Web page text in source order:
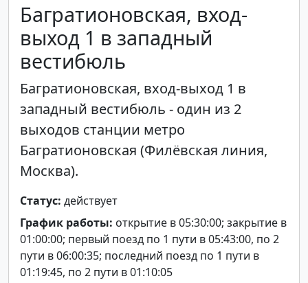
Багратионовская, вход-
выход 1 в западный
вестибюль
Багратионовская, вход-выход 1 в
западный вестибюль - один из 2
выходов станции метро
Багратионовская (Филёвская линия,
Москва).
Статус: действует
График работы: открытие в 05:30:00; закрытие в
01:00:00; первый поезд по 1 пути в 05:43:00, по 2
пути в 06:00:35; последний поезд по 1 пути в
01:19:45, по 2 пути в 01:10:05